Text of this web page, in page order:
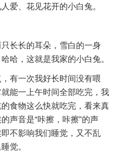
爱、花见花开的小白兔。
长长的耳朵，雪白的一身
哈，这就是我家的小白兔。
有一次我好长时间没有喂
能一上午时间全部吃完，我
食物这么快就吃完，看来真
声音是“咔擦，咔擦”的声
不影响我们睡觉，又不乱
觉。